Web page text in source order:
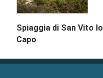
Spiaggia di San Vito lo
Capo